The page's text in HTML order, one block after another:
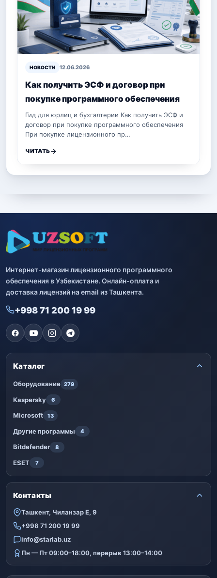
НОВОСТИ 12.06.2026
Как получить ЭСФ и договор при
покупке программного обеспечения
Гид для юрлиц и бухгалтерии Как получить ЭСФ и
договор при покупке программного обеспечения
При покупке лицензионного пр…
ЧИТАТЬ
Интернет-магазин лицензионного программного
обеспечения в Узбекистане. Онлайн-оплата и
доставка лицензий на email из Ташкента.
+998 71 200 19 99
Каталог
Оборудование 279
Kaspersky 6
Microsoft 13
Другие программы 4
Bitdefender 8
ESET 7
Контакты
Ташкент, Чиланзар Е, 9
+998 71 200 19 99
info@starlab.uz
Пн — Пт 09:00–18:00, перерыв 13:00–14:00